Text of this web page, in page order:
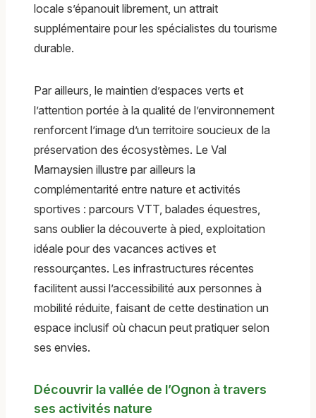
locale s’épanouit librement, un attrait
supplémentaire pour les spécialistes du tourisme
durable.
Par ailleurs, le maintien d’espaces verts et
l’attention portée à la qualité de l’environnement
renforcent l’image d’un territoire soucieux de la
préservation des écosystèmes. Le Val
Marnaysien illustre par ailleurs la
complémentarité entre nature et activités
sportives : parcours VTT, balades équestres,
sans oublier la découverte à pied, exploitation
idéale pour des vacances actives et
ressourçantes. Les infrastructures récentes
facilitent aussi l’accessibilité aux personnes à
mobilité réduite, faisant de cette destination un
espace inclusif où chacun peut pratiquer selon
ses envies.
Découvrir la vallée de l’Ognon à travers
ses activités nature